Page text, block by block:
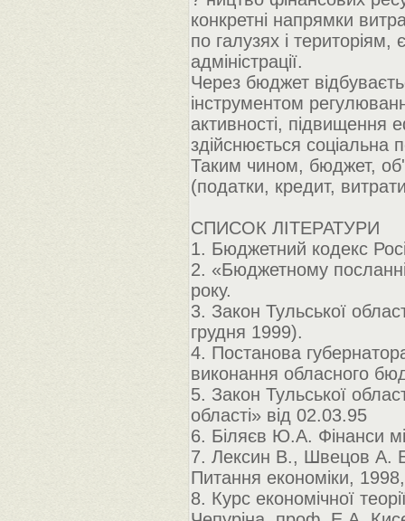
конкретні напрямки
по галузях і територіям,
адміністрації.
Через бюджет
інструментом
активності, підвищення
здійснюється соціальна
Таким чином, бюджет,
(податки, кредит,
СПИСОК ЛІТЕРАТУРИ
1. Бюджетний кодекс
2. «Бюджетному
року.
3. Закон Тульської
грудня 1999).
4. Постанова
виконання обласного
5. Закон Тульської
області» від 02.03.95
6. Біляєв Ю.А. Фінанси
7. Лексин В., Швецов А.
Питання економіки,
8. Курс економічної